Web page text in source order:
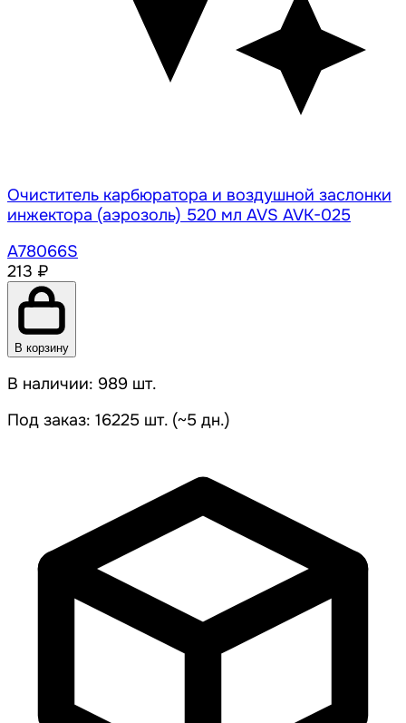
Очиститель карбюратора и воздушной заслонки
инжектора (аэрозоль) 520 мл AVS AVK-025
A78066S
213 ₽
В корзину
В наличии: 989 шт.
Под заказ: 16225 шт. (~5 дн.)